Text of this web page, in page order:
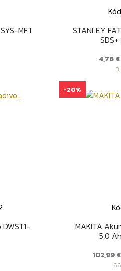
MFT
STANLEY
SDS+
cena
4,76 €

MAKITA
5,0
Bežná
102,99 €
-20%
